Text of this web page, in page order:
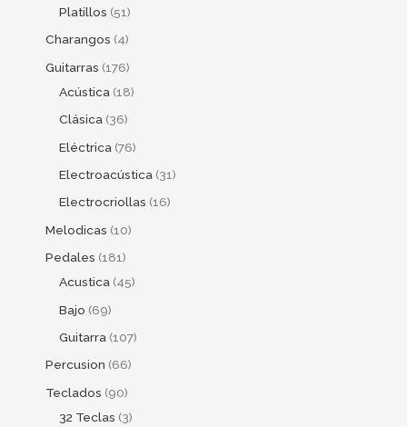
Platillos 51
Charangos 4
Guitarras 176
Acústica 18
Clásica 36
Eléctrica 76
Electroacústica 31
Electrocriollas 16
Melodicas 10
Pedales 181
Acustica 45
Bajo 69
Guitarra 107
Percusion 66
Teclados 90
32 Teclas 3